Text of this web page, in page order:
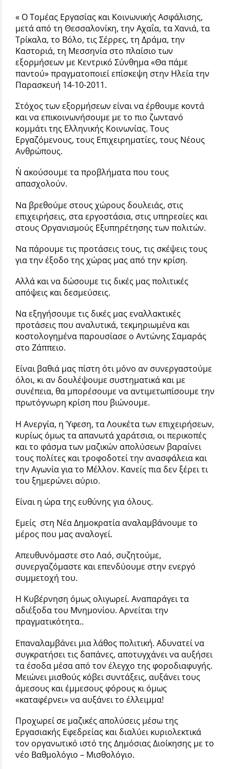
« Ο Τομέας Εργασίας και Κοινωνικής Ασφάλισης,
μετά από τη Θεσσαλονίκη, την Αχαΐα, τα Χανιά, τα
Τρίκαλα, το Βόλο, τις Σέρρες, τη Δράμα, την
Καστοριά, τη Μεσσηνία στο πλαίσιο των
εξορμήσεων με Κεντρικό Σύνθημα «Θα πάμε
παντού» πραγματοποιεί επίσκεψη στην Ηλεία την
Παρασκευή 14-10-2011.
Στόχος των εξορμήσεων είναι να έρθουμε κοντά
και να επικοινωνήσουμε με το πιο ζωντανό
κομμάτι της Ελληνικής Κοινωνίας. Τους
Εργαζόμενους, τους Επιχειρηματίες, τους Νέους
Ανθρώπους.
Ν΄ ακούσουμε τα προβλήματα που τους
απασχολούν.
Να βρεθούμε στους χώρους δουλειάς, στις
επιχειρήσεις, στα εργοστάσια, στις υπηρεσίες και
στους Οργανισμούς Εξυπηρέτησης των πολιτών.
Να πάρουμε τις προτάσεις τους, τις σκέψεις τους
για την έξοδο της χώρας μας από την κρίση.
Αλλά και να δώσουμε τις δικές μας πολιτικές
απόψεις και δεσμεύσεις.
Να εξηγήσουμε τις δικές μας εναλλακτικές
προτάσεις που αναλυτικά, τεκμηριωμένα και
κοστολογημένα παρουσίασε ο Αντώνης Σαμαράς
στο Ζάππειο.
Είναι βαθιά μας πίστη ότι μόνο αν συνεργαστούμε
όλοι, κι αν δουλέψουμε συστηματικά και με
συνέπεια, θα μπορέσουμε να αντιμετωπίσουμε την
πρωτόγνωρη κρίση που βιώνουμε.
Η Ανεργία, η Ύφεση, τα Λουκέτα των επιχειρήσεων,
κυρίως όμως τα απανωτά χαράτσια, οι περικοπές
και το φάσμα των μαζικών απολύσεων βαραίνει
τους πολίτες και τροφοδοτεί την ανασφάλεια και
την Αγωνία για το Μέλλον. Κανείς πια δεν ξέρει τι
του ξημερώνει αύριο.
Είναι η ώρα της ευθύνης για όλους.
Εμείς στη Νέα Δημοκρατία αναλαμβάνουμε το
μέρος που μας αναλογεί.
Απευθυνόμαστε στο Λαό, συζητούμε,
συνεργαζόμαστε και επενδύουμε στην ενεργό
συμμετοχή του.
Η Κυβέρνηση όμως ολιγωρεί. Αναπαράγει τα
αδιέξοδα του Μνημονίου. Αρνείται την
πραγματικότητα..
Επαναλαμβάνει μια λάθος πολιτική. Αδυνατεί να
συγκρατήσει τις δαπάνες, αποτυγχάνει να αυξήσει
τα έσοδα μέσα από τον έλεγχο της φοροδιαφυγής.
Μειώνει μισθούς κόβει συντάξεις, αυξάνει τους
άμεσους και έμμεσους φόρους κι όμως
«καταφέρνει» να αυξάνει το έλλειμμα!
Προχωρεί σε μαζικές απολύσεις μέσω της
Εργασιακής Εφεδρείας και διαλύει κυριολεκτικά
τον οργανωτικό ιστό της Δημόσιας Διοίκησης με το
νέο Βαθμολόγιο – Μισθολόγιο.